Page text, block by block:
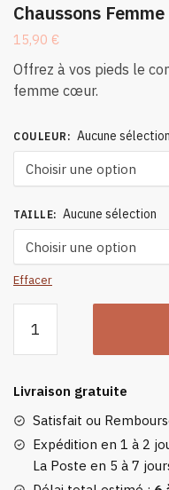
Chaussons
15,90 €
Offrez à vos pieds le
femme cœur.
COULEUR : Aucune sélection
TAILLE: Aucune sélection
Effacer
Chaussons
Coeur
Livraison gratuite
Satisfait ou
Expédition en 1 à 2
La Poste en 5 à 7